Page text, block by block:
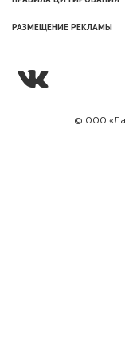
РАЗМЕЩЕНИЕ РЕКЛАМЫ
© ООО